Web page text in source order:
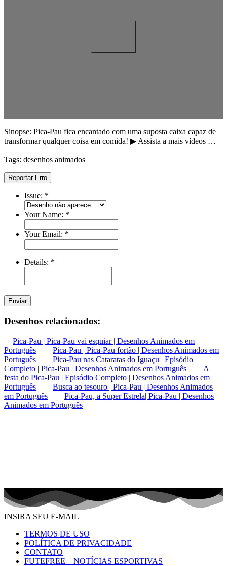
Sinopse: Pica-Pau fica encantado com uma suposta caixa capaz de
transformar qualquer coisa em comida! ▶︎ Assista a mais vídeos …
Tags: desenhos animados
Reportar Erro
Issue: *
Your Name: *
Your Email: *
Details: *
Enviar
Desenhos relacionados:
Pica-Pau | Pica-Pau vai esquiar | Desenhos Animados em
Português
Pica-Pau | Pica-Pau fortão | Desenhos Animados em
Português
Pica-Pau nas Cataratas do Iguaçu | Episódio
Completo | Pica-Pau | Desenhos Animados em Português
A
festa do Pica-Pau | Episódio Completo | Desenhos Animados em
Português
Busca ao tesouro | Pica-Pau | Desenhos Animados
em Português
Pica-Pau, a Super Estrela| Pica-Pau | Desenhos
Animados em Português
INSIRA SEU E-MAIL
TERMOS DE USO
POLÍTICA DE PRIVACIDADE
CONTATO
FUTEFREE – NOTÍCIAS ESPORTIVAS